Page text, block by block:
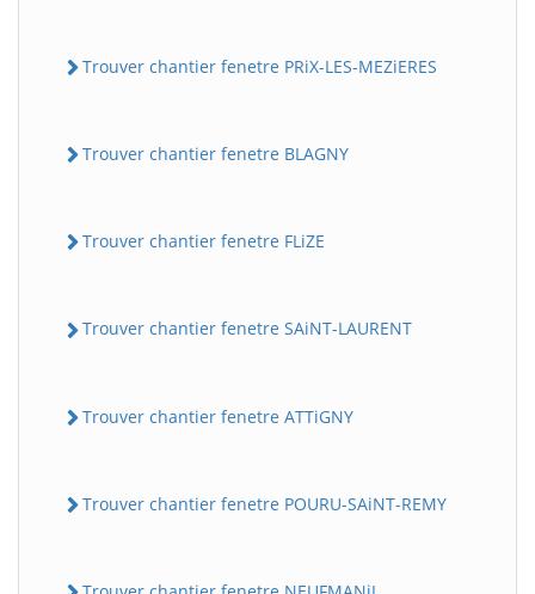
Trouver chantier fenetre PRiX-LES-MEZiERES
Trouver chantier fenetre BLAGNY
Trouver chantier fenetre FLiZE
Trouver chantier fenetre SAiNT-LAURENT
Trouver chantier fenetre ATTiGNY
Trouver chantier fenetre POURU-SAiNT-REMY